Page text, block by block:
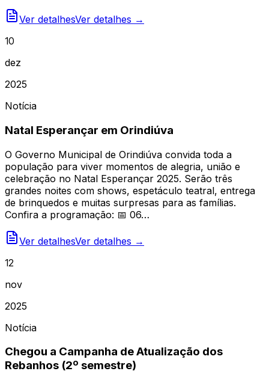
Ver detalhesVer detalhes →
10
dez
2025
Notícia
Natal Esperançar em Orindiúva
O Governo Municipal de Orindiúva convida toda a
população para viver momentos de alegria, união e
celebração no Natal Esperançar 2025. Serão três
grandes noites com shows, espetáculo teatral, entrega
de brinquedos e muitas surpresas para as famílias.
Confira a programação: 📅 06…
Ver detalhesVer detalhes →
12
nov
2025
Notícia
Chegou a Campanha de Atualização dos
Rebanhos (2º semestre)